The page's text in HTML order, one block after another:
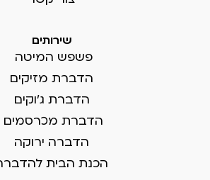
שירותים
פשפש המיטה
הדברת מזיקים
הדברת ג'וקים
הדברת מכרסמים
הדברה ירוקה
הכנת הבית להדברה